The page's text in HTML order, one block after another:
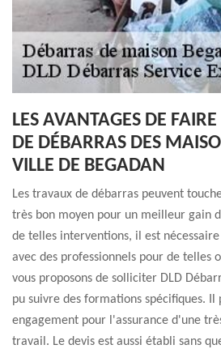
LES AVANTAGES DE
DE DÉBARRAS DES
VILLE DE BEGADAN
Les travaux de débarras peuvent
très bon moyen pour un meilleur gain
de telles interventions, il est
avec des professionnels pour de telles
vous proposons de solliciter DLD
pu suivre des formations spécifiques. Il
engagement pour l'assurance d'une
travail. Le devis est aussi établi sans